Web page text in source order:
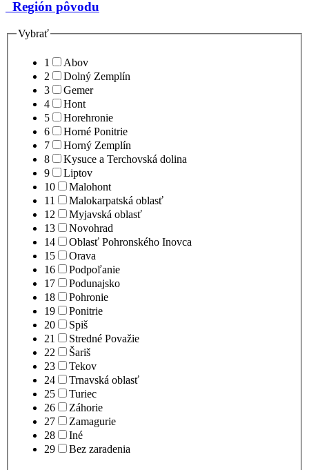
Región pôvodu
Vybrať
1
Abov
2
Dolný Zemplín
3
Gemer
4
Hont
5
Horehronie
6
Horné Ponitrie
7
Horný Zemplín
8
Kysuce a Terchovská dolina
9
Liptov
10
Malohont
11
Malokarpatská oblasť
12
Myjavská oblasť
13
Novohrad
14
Oblasť Pohronského Inovca
15
Orava
16
Podpoľanie
17
Podunajsko
18
Pohronie
19
Ponitrie
20
Spiš
21
Stredné Považie
22
Šariš
23
Tekov
24
Trnavská oblasť
25
Turiec
26
Záhorie
27
Zamagurie
28
Iné
29
Bez zaradenia